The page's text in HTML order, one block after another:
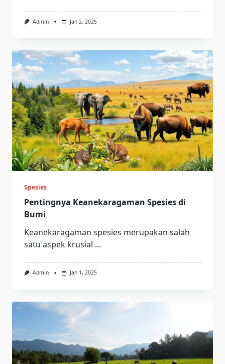
Admin Jan 2, 2025
Spesies
Pentingnya Keanekaragaman Spesies di
Bumi
Keanekaragaman spesies merupakan salah
satu aspek krusial ...
Admin Jan 1, 2025